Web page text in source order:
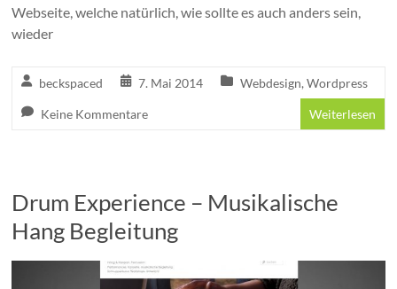
Webseite, welche natürlich, wie sollte es auch anders sein,
wieder
beckspaced 7. Mai 2014 Webdesign,Wordpress
Keine Kommentare Weiterlesen
Drum Experience – Musikalische
Hang Begleitung